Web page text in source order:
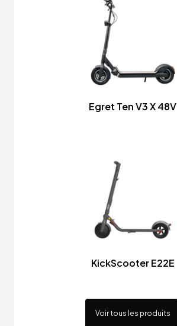
Egret Ten V3 X 48V
KickScooter E22E
Voir tous les produits